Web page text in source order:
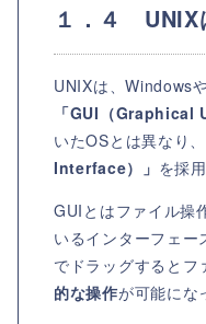
１．４ UNIX
UNIXは、Windows
「GUI（Graphical
いたOSとは異なり、
Interface）」 を採
GUIとはファイル操
いるインターフェー
でドラッグするとフ
的な操作が可能にな